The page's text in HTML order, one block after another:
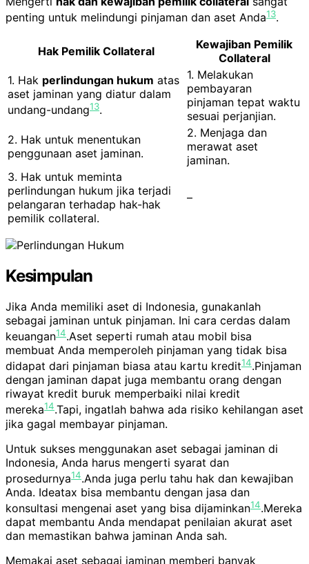
penting untuk melindungi pinjaman dan aset Anda13.
Hak Pemilik Collateral
Kewajiban Pemilik
Collateral
1. Hak perlindungan hukum atas
aset jaminan yang diatur dalam
undang-undang13.
1. Melakukan
pembayaran
pinjaman tepat waktu
sesuai perjanjian.
2. Hak untuk menentukan
penggunaan aset jaminan.
2. Menjaga dan
merawat aset
jaminan.
3. Hak untuk meminta
perlindungan hukum jika terjadi
pelangaran terhadap hak-hak
pemilik collateral.
–
Kesimpulan
Jika Anda memiliki aset di Indonesia, gunakanlah
sebagai jaminan untuk pinjaman. Ini cara cerdas dalam
keuangan14.Aset seperti rumah atau mobil bisa
membuat Anda memperoleh pinjaman yang tidak bisa
didapat dari pinjaman biasa atau kartu kredit14.Pinjaman
dengan jaminan dapat juga membantu orang dengan
riwayat kredit buruk memperbaiki nilai kredit
mereka14.Tapi, ingatlah bahwa ada risiko kehilangan aset
jika gagal membayar pinjaman.
Untuk sukses menggunakan aset sebagai jaminan di
Indonesia, Anda harus mengerti syarat dan
prosedurnya14.Anda juga perlu tahu hak dan kewajiban
Anda. Ideatax bisa membantu dengan jasa dan
konsultasi mengenai aset yang bisa dijaminkan14.Mereka
dapat membantu Anda mendapat penilaian akurat aset
dan memastikan bahwa jaminan Anda sah.
Memakai aset sebagai jaminan memberi banyak